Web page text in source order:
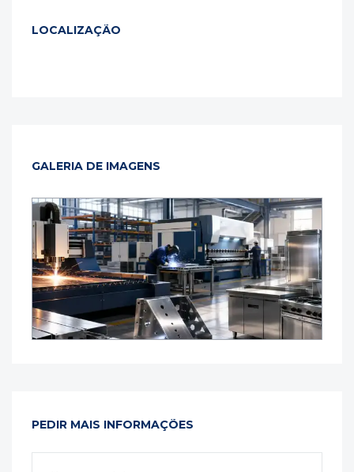
LOCALIZAÇÃO
GALERIA DE IMAGENS
PEDIR MAIS INFORMAÇÕES